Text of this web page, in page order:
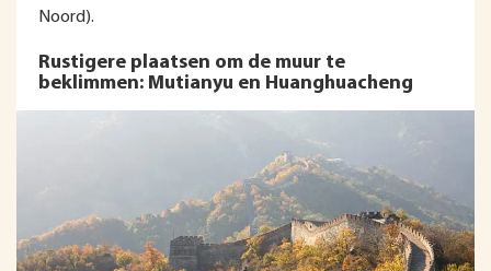
Noord).
Rustigere plaatsen om de muur te
beklimmen: Mutianyu en Huanghuacheng